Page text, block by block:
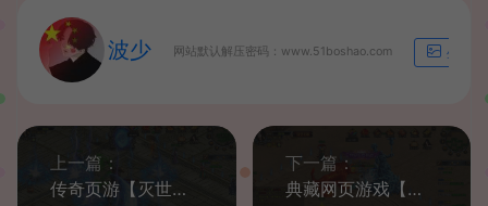
波少 网站默认解压密码：www.51boshao.com 生成海
上一篇：
传奇页游【灭世怒焰】最新整理WIN系一键服务端+GM工具+详细搭建教程+外网教程
下一篇：
典藏网页游戏【烈焰炫彩终极中变版】最新整理Win系服务端+GM工具+详细搭建教程+外网教程